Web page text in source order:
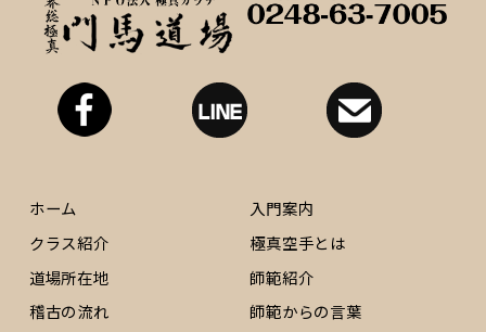
ホーム
クラス紹介
道場所在地
稽古の流れ
入門案内
極真空手とは
師範紹介
師範からの言葉